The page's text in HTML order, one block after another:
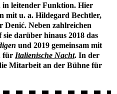
in leitender Funktion. Hier
mit u. a. Hildegard Bechtler,
Neben zahlreichen
darüber hinaus 2018 das
und 2019 gemeinsam mit
für Italienische Nacht. In der
Mitarbeit an der Bühne für